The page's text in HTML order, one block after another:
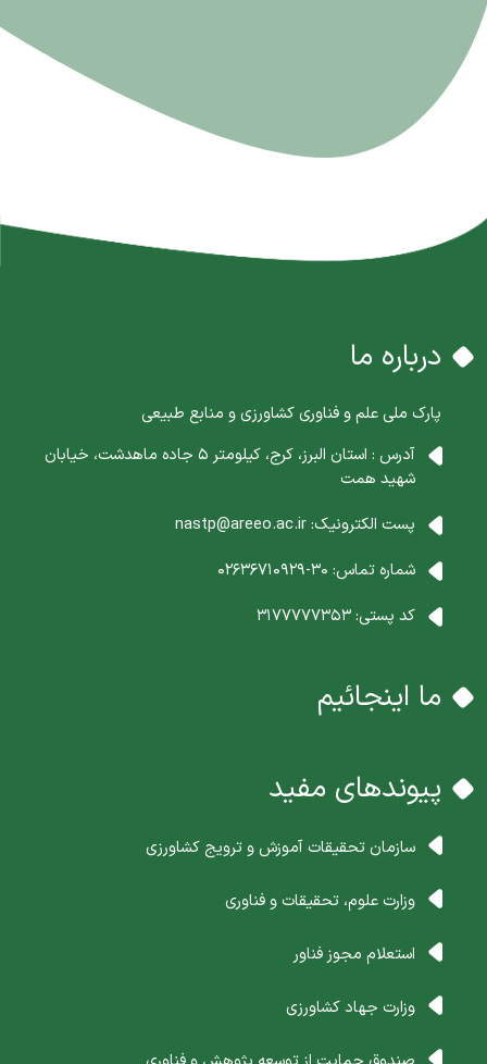
درباره ما
پارک ملی علم و فناوری کشاورزی و منابع طبیعی
آدرس : استان البرز، کرج، کیلومتر 5 جاده ماهدشت، خیابان
شهید همت
پست الکترونیک:nastp@areeo.ac.ir
شماره تماس: 30-02636710929
کد پستی:3177777353
ما اینجائیم
پیوندهای مفید
سازمان تحقیقات آموزش و ترویج کشاورزی
وزارت علوم، تحقیقات و فناوری
استعلام مجوز فناور
وزارت جهاد کشاورزی